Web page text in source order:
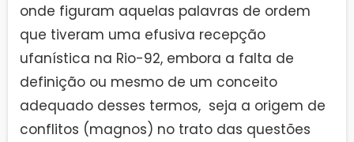
onde figuram aquelas palavras de ordem
que tiveram uma efusiva recepção
ufanística na Rio-92, embora a falta de
definição ou mesmo de um conceito
adequado desses termos, seja a origem de
conflitos (magnos) no trato das questões